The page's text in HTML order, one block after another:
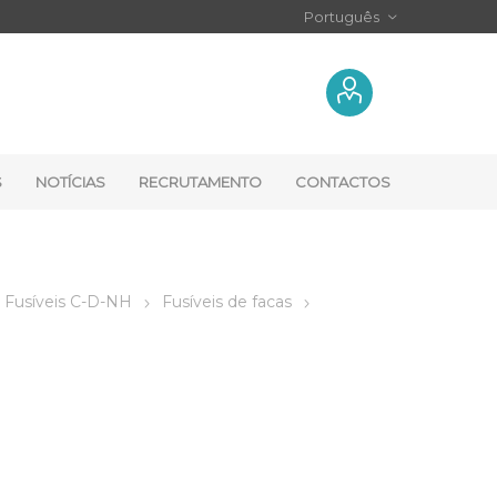
NOTÍCIAS RECRUTAMENTO CONTACTOS
Fusíveis C-D-NH Fusíveis de facas